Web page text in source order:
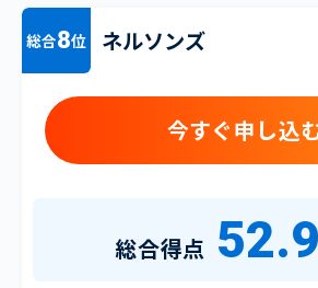
総合8位 ネルソンズ
今すぐ申し込
総合得点